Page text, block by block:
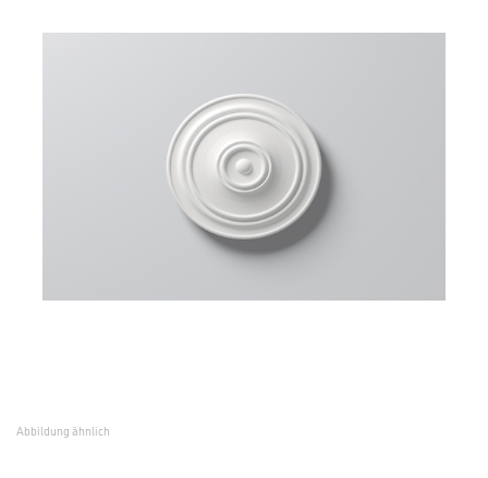
Abbildung ähnlich